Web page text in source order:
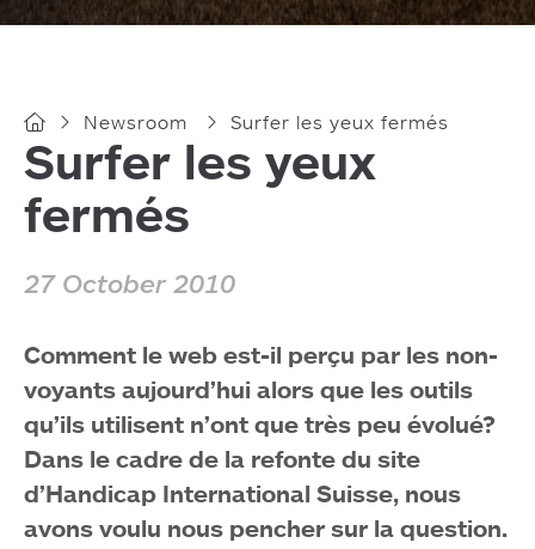
Newsroom Surfer les yeux fermés
Surfer les yeux
fermés
27 October 2010
Comment le web est-il perçu par les non-
voyants aujourd’hui alors que les outils
qu’ils utilisent n’ont que très peu évolué?
Dans le cadre de la refonte du site
d’Handicap International Suisse, nous
avons voulu nous pencher sur la question.